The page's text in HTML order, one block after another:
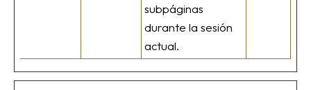
subpáginas
durante la sesión
actual.